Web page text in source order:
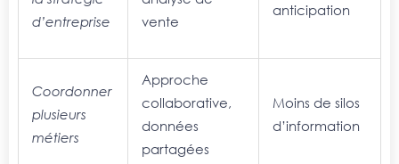
d’entreprise
vente
anticipation
Coordonner
plusieurs
métiers
Approche
collaborative,
données
partagées
Moins de silos
d’information